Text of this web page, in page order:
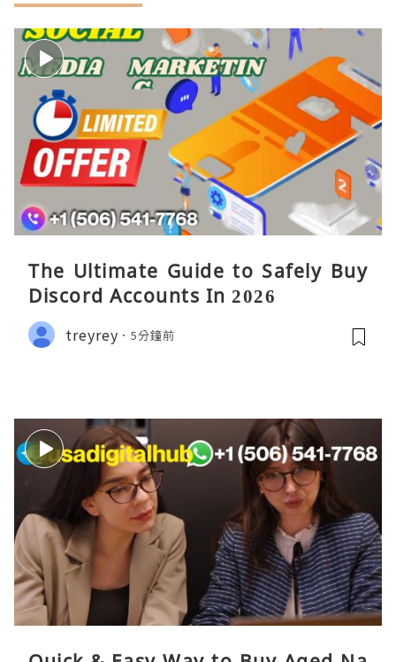
The Ultimate Guide to Safely Buy
Discord Accounts In 2026
treyrey 5分鐘前